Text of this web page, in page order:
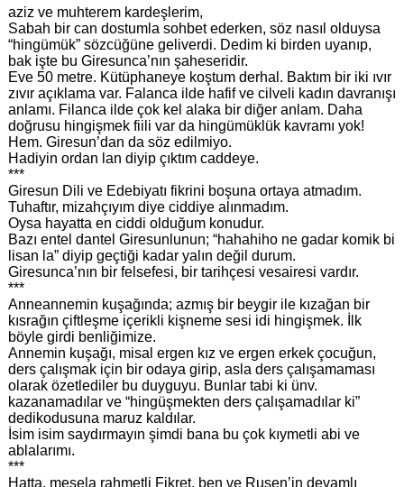
aziz ve muhterem kardeşlerim,
Sabah bir can dostumla sohbet ederken, söz nasıl olduysa
“hingümük” sözcüğüne geliverdi. Dedim ki birden uyanıp,
bak işte bu Giresunca’nın şaheseridir.
Eve 50 metre. Kütüphaneye koştum derhal. Baktım bir iki ıvır
zıvır açıklama var. Falanca ilde hafif ve cilveli kadın davranışı
anlamı. Filanca ilde çok kel alaka bir diğer anlam. Daha
doğrusu hingişmek fiili var da hingümüklük kavramı yok!
Hem. Giresun’dan da söz edilmiyo.
Hadiyin ordan lan diyip çıktım caddeye.
***
Giresun Dili ve Edebiyatı fikrini boşuna ortaya atmadım.
Tuhaftır, mizahçıyım diye ciddiye alınmadım.
Oysa hayatta en ciddi olduğum konudur.
Bazı entel dantel Giresunlunun; “hahahiho ne gadar komik bi
lisan la” diyip geçtiği kadar yalın değil durum.
Giresunca’nın bir felsefesi, bir tarihçesi vesairesi vardır.
***
Anneannemin kuşağında; azmış bir beygir ile kızağan bir
kısrağın çiftleşme içerikli kişneme sesi idi hingişmek. İlk
böyle girdi benliğimize.
Annemin kuşağı, misal ergen kız ve ergen erkek çocuğun,
ders çalışmak için bir odaya girip, asla ders çalışamaması
olarak özetlediler bu duyguyu. Bunlar tabi ki ünv.
kazanamadılar ve “hingüşmekten ders çalışamadılar ki”
dedikodusuna maruz kaldılar.
İsim isim saydırmayın şimdi bana bu çok kıymetli abi ve
ablalarımı.
***
Hatta, mesela rahmetli Fikret, ben ve Ruşen’in devamlı